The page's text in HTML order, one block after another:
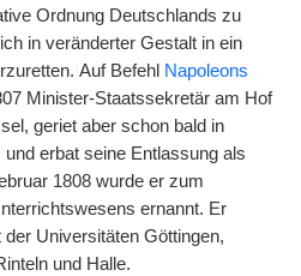
Ordnung Deutschlands zu
in veränderter Gestalt in ein
Auf Befehl Napoleons
Minister-Staatssekretär am Hof
geriet aber schon bald in
erbat seine Entlassung als
1808 wurde er zum
ernannt. Er
Universitäten Göttingen,
und Halle.